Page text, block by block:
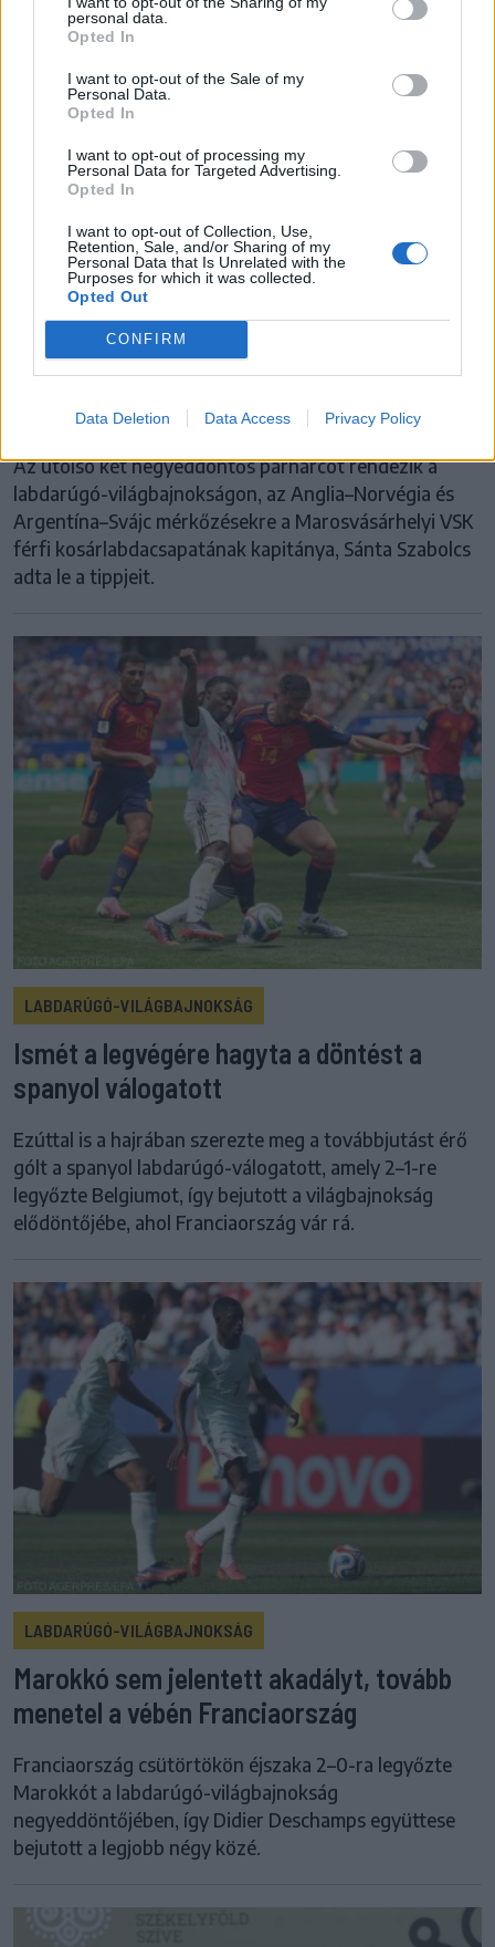
personal data.
Opted In
I want to opt-out of the Sale of my
Personal Data.
Opted In
I want to opt-out of processing my
Personal Data for Targeted Advertising.
Opted In
I want to opt-out of Collection, Use,
Retention, Sale, and/or Sharing of my
Personal Data that Is Unrelated with the
Purposes for which it was collected.
Opted Out
CONFIRM
Data Deletion Data Access Privacy Policy
MAROSVÁSÁRHELYI VSK
Norvég meglepetést és argentin
győzelmet vár a Marosvásárhelyi VSK
csapatkapitánya
Az utolsó két negyeddöntős párharcot rendezik a
labdarúgó-világbajnokságon, az Anglia–Norvégia és
Argentína–Svájc mérkőzésekre a Marosvásárhelyi VSK
férfi kosárlabdacsapatának kapitánya, Sánta Szabolcs
adta le a tippjeit.
LABDARÚGÓ-VILÁGBAJNOKSÁG
Ismét a legvégére hagyta a döntést a
spanyol válogatott
Ezúttal is a hajrában szerezte meg a továbbjutást érő
gólt a spanyol labdarúgó-válogatott, amely 2–1-re
legyőzte Belgiumot, így bejutott a világbajnokság
elődöntőjébe, ahol Franciaország vár rá.
LABDARÚGÓ-VILÁGBAJNOKSÁG
Marokkó sem jelentett akadályt, tovább
menetel a vébén Franciaország
Franciaország csütörtökön éjszaka 2–0-ra legyőzte
Marokkót a labdarúgó-világbajnokság
negyeddöntőjében, így Didier Deschamps együttese
bejutott a legjobb négy közé.